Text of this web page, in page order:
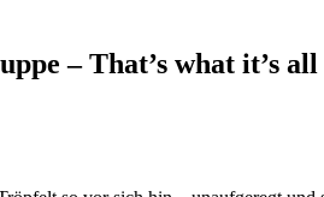
– That’s what it’s